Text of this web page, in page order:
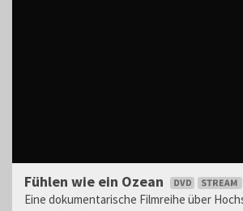
Fühlen wie ein Ozean
Eine dokumentarische Filmreihe über